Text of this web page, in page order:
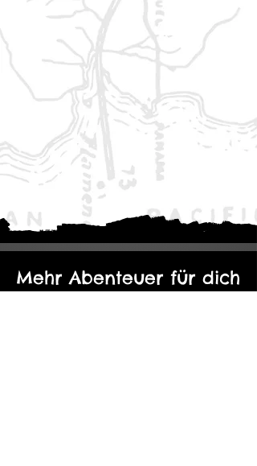
Fate-Horrorhandbuch
eine Erweiterung für Fate Core –
die perfekte Ergänzung für
düstere, nervenaufreibende
Abenteuer!
Mehr Abenteuer für dich